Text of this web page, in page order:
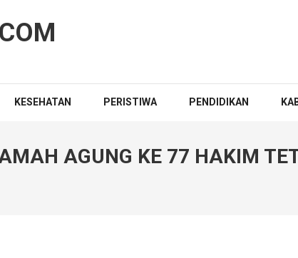
KESEHATAN PERISTIWA PENDIDIKAN
AGUNG KE 77 HAKIM